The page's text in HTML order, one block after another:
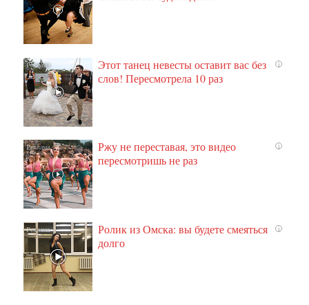
i
Этот танец невесты оставит вас без
слов! Пересмотрела 10 раз
i
Ржу не переставая, это видео
пересмотришь не раз
i
Ролик из Омска: вы будете смеяться
долго